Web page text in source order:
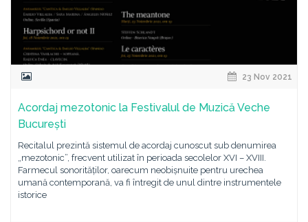
23 Nov 2021
Acordaj mezotonic la Festivalul de Muzică Veche
București
Recitalul prezintă sistemul de acordaj cunoscut sub denumirea
„mezotonic”, frecvent utilizat în perioada secolelor XVI – XVIII.
Farmecul sonorităților, oarecum neobișnuite pentru urechea
umană contemporană, va fi întregit de unul dintre instrumentele
istorice